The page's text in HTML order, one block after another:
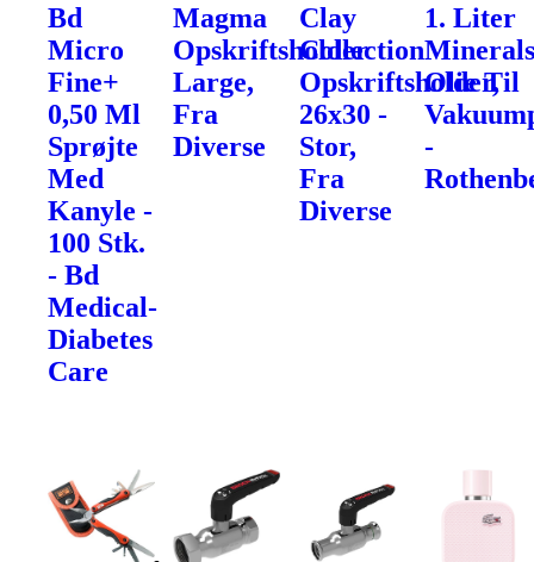
Bd
Micro
Fine+
0,50 Ml
Sprøjte
Med
Kanyle -
100 Stk.
- Bd
Medical-
Diabetes
Care
Magma
Opskriftsholder
Large,
Fra
Diverse
Clay
Collection
Opskriftsholder,
26x30 -
Stor,
Fra
Diverse
1. Liter
Olie Til
-